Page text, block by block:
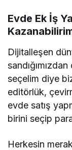
Evde Ek İş
Dijitalleşen
seçelim diye
editörlük,
evde satış
birini seçip
Herkesin